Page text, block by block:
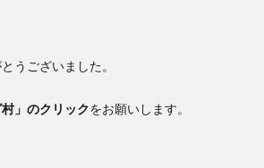
うございました。
村」のクリックをお願いします。